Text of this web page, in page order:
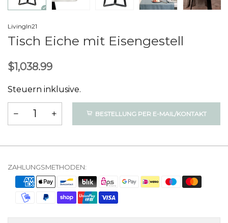
LivingIn21
Tisch Eiche mit Eisengestell
$1,038.99
Steuern inklusive.
BESTELLUNG PER E-MAIL/KONTAKT
ZAHLUNGSMETHODEN: